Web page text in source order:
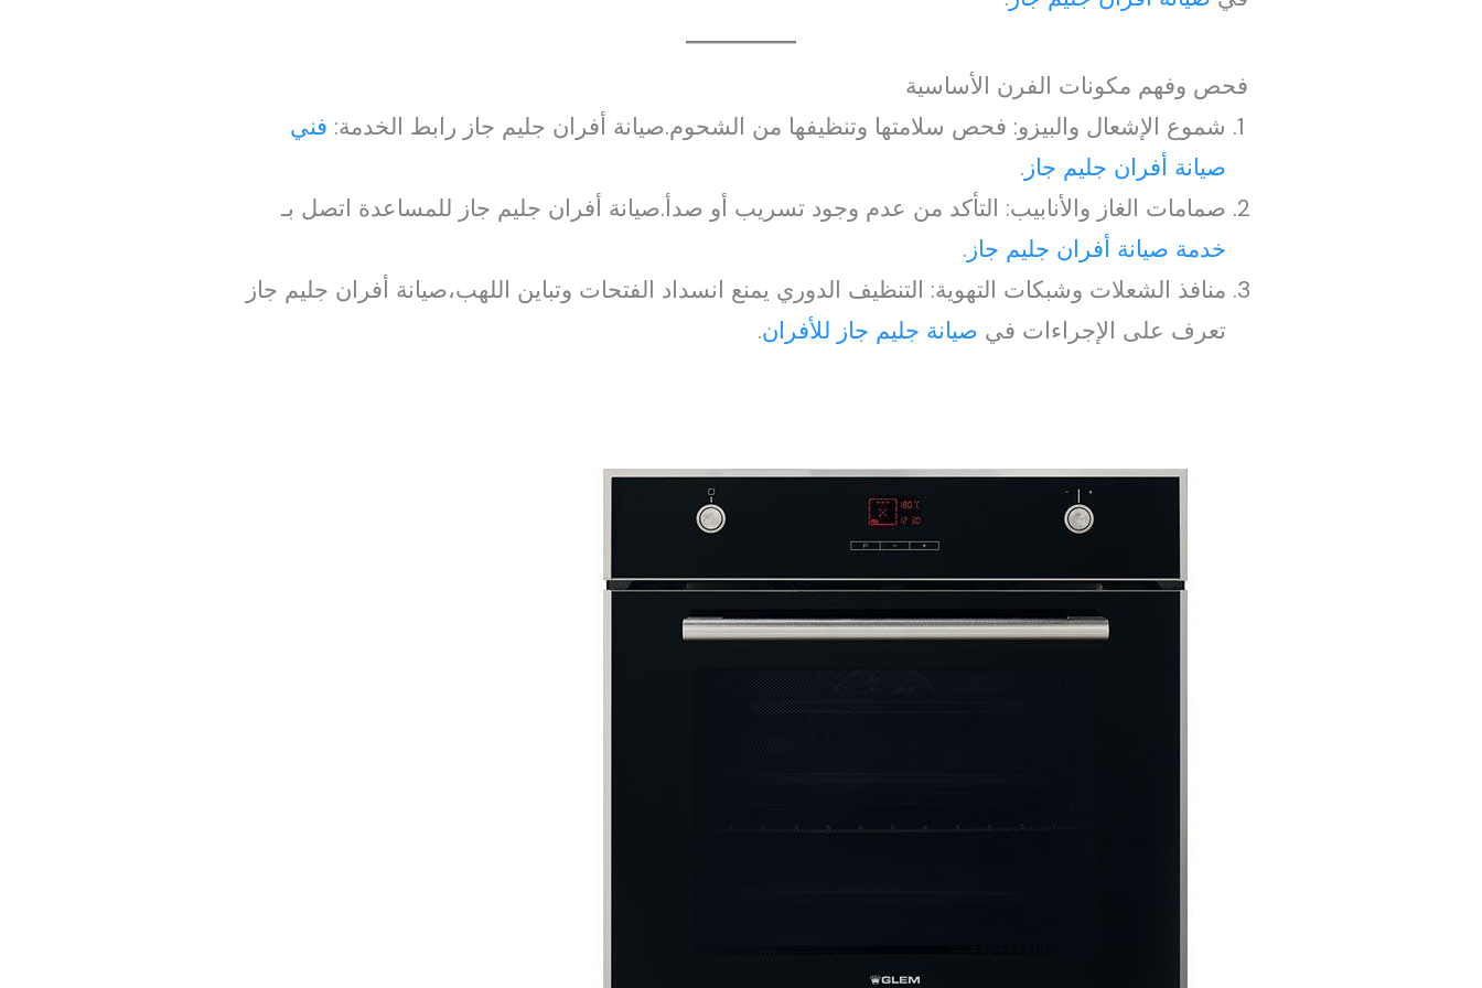
فحص وفهم مكونات الفرن الأساسية
شموع الإشعال والبيزو: فحص سلامتها وتنظيفها من الشحوم.صيانة أفران جليم جاز رابط الخدمة: فني
صيانة أفران جليم جاز .
صمامات الغاز والأنابيب: التأكد من عدم وجود تسريب أو صدأ.صيانة أفران جليم جاز للمساعدة اتصل بـ
خدمة صيانة أفران جليم جاز .
منافذ الشعلات وشبكات التهوية: التنظيف الدوري يمنع انسداد الفتحات وتباين اللهب،صيانة أفران جليم جاز
تعرف على الإجراءات في صيانة جليم جاز للأفران.